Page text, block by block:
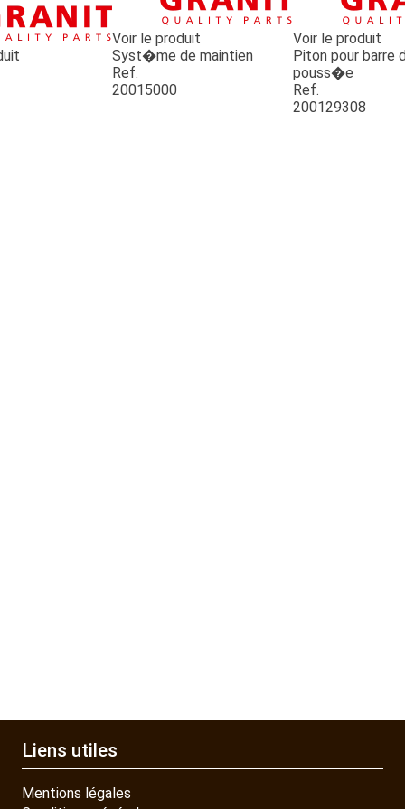
Voir le produit
Syst�me de maintien
Ref.
20015000
Voir le produit
Piton pour barre
pouss�e
Ref.
200129308
Liens utiles
Mentions légales